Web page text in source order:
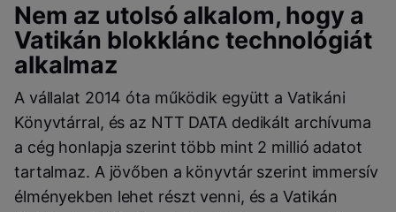
Nem az utolsó alkalom, hogy a
Vatikán blokklánc technológiát
alkalmaz
A vállalat 2014 óta működik együtt a Vatikáni
Könyvtárral, és az NTT DATA dedikált archívuma
a cég honlapja szerint több mint 2 millió adatot
tartalmaz. A jövőben a könyvtár szerint immersív
élményekben lehet részt venni, és a Vatikán